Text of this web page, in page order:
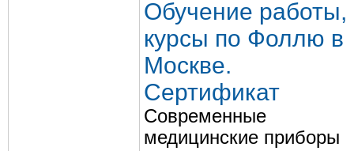
Обучение работы,
курсы по Фоллю в
Москве.
Сертификат
Современные
медицинские приборы